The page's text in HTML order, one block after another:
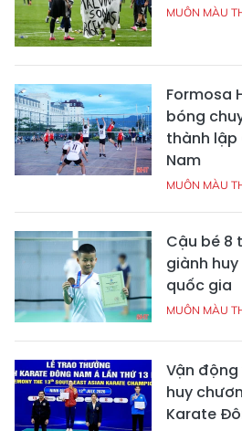
MUÔN MÀU
Formosa
bóng
thành lập
Nam
MUÔN MÀU
Cậu bé 8
giành
quốc gia
MUÔN MÀU
Vận động
huy
Karate